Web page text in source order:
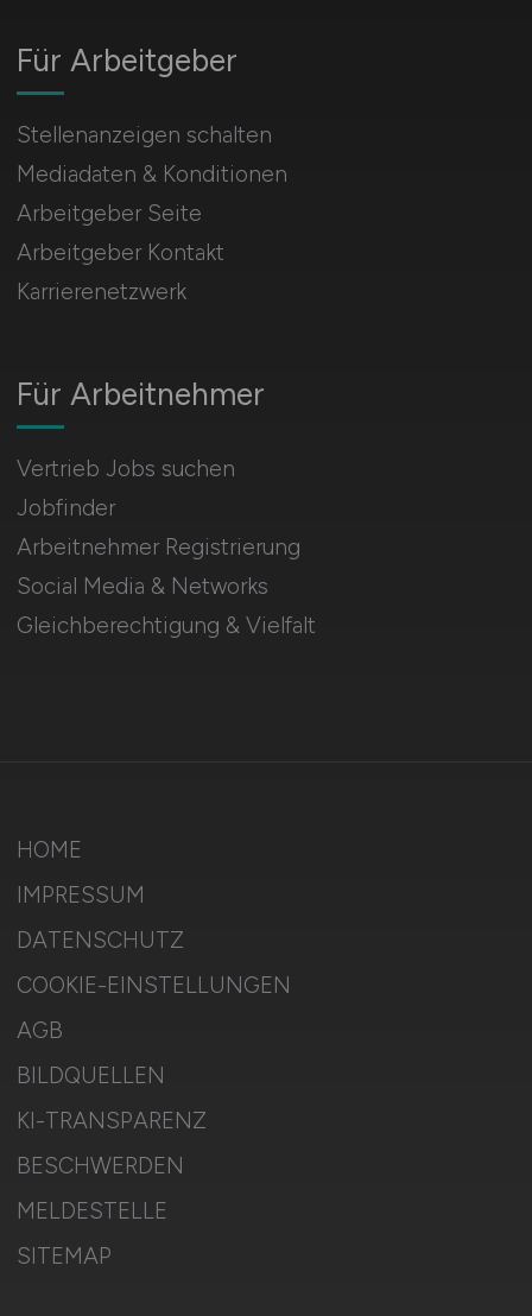
Für Arbeitnehmer
Vertrieb Jobs suchen
Jobfinder
Arbeitnehmer Registrierung
Social Media & Networks
Gleichberechtigung & Vielfalt
Für Arbeitgeber
Stellenanzeigen schalten
Mediadaten & Konditionen
Arbeitgeber Seite
Arbeitgeber Kontakt
Karrierenetzwerk
HOME
IMPRESSUM
DATENSCHUTZ
COOKIE-EINSTELLUNGEN
AGB
BILDQUELLEN
KI-TRANSPARENZ
BESCHWERDEN
MELDESTELLE
SITEMAP